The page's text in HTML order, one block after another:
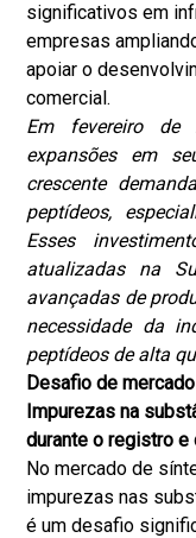
significativos em
empresas
apoiar o
comercial.
Em fevereiro de
expansões em
crescente
peptídeos,
Esses
atualizadas na
avançadas de
necessidade da
peptídeos de alta
Desafio de mercado
Impurezas na
durante o registro e
No mercado de
impurezas nas
é um desafio